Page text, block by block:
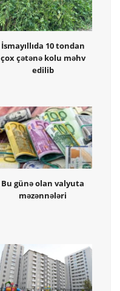
İsmayıllıda 10 tondan
çox çətənə kolu məhv
edilib
Bu günə olan valyuta
məzənnələri